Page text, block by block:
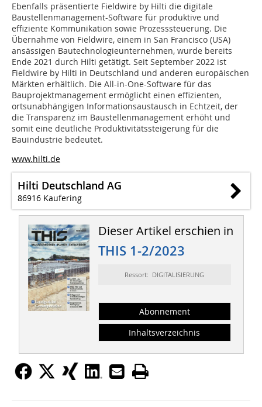
Ebenfalls präsentierte Fieldwire by Hilti die digitale
Baustellenmanagement-Software für produktive und
effiziente Kommunikation sowie Prozesssteuerung. Die
Übernahme von Fieldwire, einem in San Francisco (USA)
ansässigen Bautechnologieunternehmen, wurde bereits
Ende 2021 durch Hilti getätigt. Seit September 2022 ist
Fieldwire by Hilti in Deutschland und anderen europäischen
Märkten erhältlich. Die All-in-One-Software für das
Bauprojektmanagement ermöglicht einen effizienten,
ortsunabhängigen Informationsaustausch in Echtzeit, der
die Transparenz im Baustellenmanagement erhöht und
somit eine deutliche Produktivitätssteigerung für die
Bauindustrie bedeutet.
www.hilti.de
Hilti Deutschland AG
86916 Kaufering
Dieser Artikel erschien in
THIS 1-2/2023
Ressort: DIGITALISIERUNG
Abonnement
Inhaltsverzeichnis